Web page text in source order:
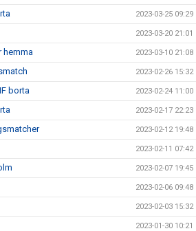
2023-03-25 09:29
2023-03-20 21:01
hemma 2023-03-10 21:08
2023-02-26 15:32
borta 2023-02-24 11:00
2023-02-17 22:23
2023-02-12 19:48
2023-02-11 07:42
2023-02-07 19:45
2023-02-06 09:48
2023-02-03 15:32
2023-01-30 10:21